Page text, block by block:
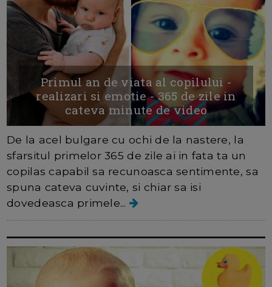
Primul an de viata al copilului -
realizari si emotie - 365 de zile in
cateva minute de video
De la acel bulgare cu ochi de la nastere, la
sfarsitul primelor 365 de zile ai in fata ta un
copilas capabil sa recunoasca sentimente, sa
spuna cateva cuvinte, si chiar sa isi
dovedeasca primele...